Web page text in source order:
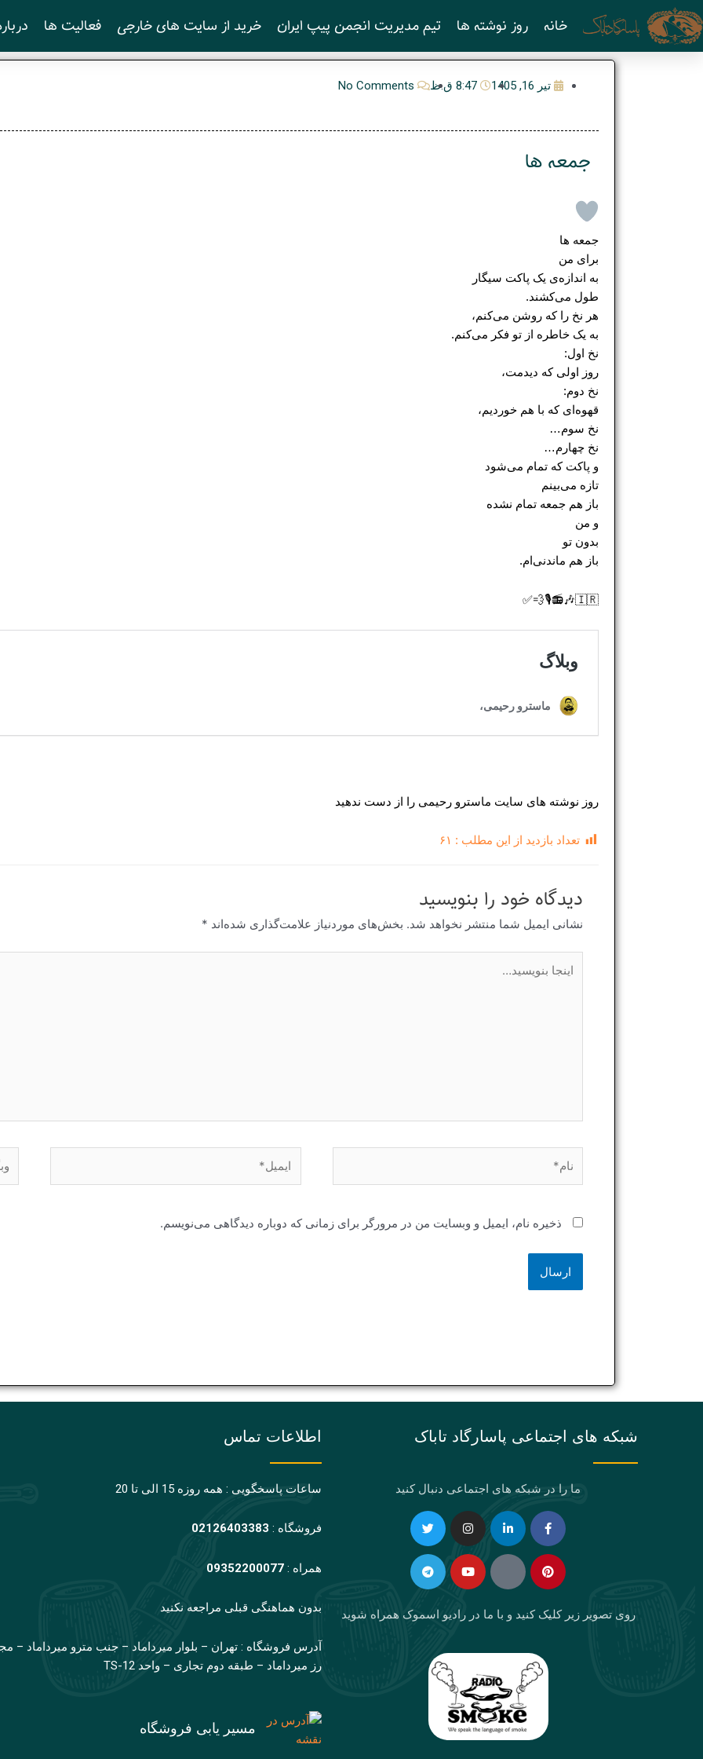
پرش
به
محتوا
خانه روز نوشته ها تیم مدیریت انجمن پیپ ایران خرید از سایت های خارجی فعالیت ها
تیر 16, 1405 8:47 ق.ظ No Comments
جمعه‌ ها
جمعه‌ ها
برای من
به اندازه‌ی یک پاکت سیگار
طول می‌کشند.
هر نخ را که روشن می‌کنم،
به یک خاطره از تو فکر می‌کنم.
نخ اول:
روز اولی که دیدمت،
نخ دوم:
قهوه‌ای که با هم خوردیم،
نخ سوم…
نخ چهارم…
و پاکت که تمام می‌شود
تازه می‌بینم
باز هم جمعه تمام نشده
و من
بدون تو
باز هم ماندنی‌ام.
🇮🇷🎶📻🎙💨✅
روز نوشته های سایت ماسترو رحیمی را از دست ندهید
تعداد بازدید از این مطلب : ۶۱
دیدگاه‌ خود را بنویسید
نشانی ایمیل شما منتشر نخواهد شد. بخش‌های موردنیاز علامت‌گذاری شده‌اند *
بنویسید…
ذخیره نام، ایمیل و وبسایت من در مرورگر برای زمانی که دوباره دیدگاهی می‌نویسم.
شبکه های اجتماعی پاسارگاد تاباک
ما را در شبکه های اجتماعی دنبال کنید
Facebook-
f
Linkedin-
in
Instagram
Twitter Pinterest
Eaparat
Youtube
Telegram
روی تصویر زیر کلیک کنید و با ما در رادیو اسموک همراه شوید
اطلاعات تماس
ساعات پاسخگویی : همه روزه 15 الی تا 20
فروشگاه : 02126403383
همراه :09352200077
بدون هماهنگی قبلی مراجعه نکنید
آدرس فروشگاه : تهران – بلوار میرداماد – جنب مترو میرداماد –
رز میرداماد – طبقه دوم تجاری – واحد TS-12
مسیر یابی فروشگاه